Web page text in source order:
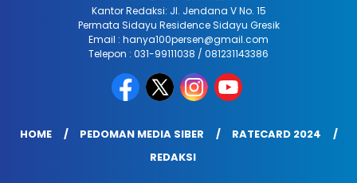
Kantor Redaksi: Jl. Jendana V No. 15
Permata Sidayu Residence Sidayu Gresik
Email : hanya100persen@gmail.com
Telepon : 031-99111038 / 081231143386
HOME PEDOMAN MEDIA SIBER
RATECARD 2024
REDAKSI